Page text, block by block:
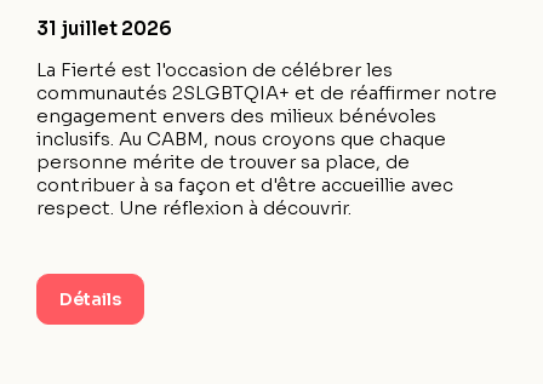
31 juillet 2026
La Fierté est l'occasion de célébrer les
communautés 2SLGBTQIA+ et de réaffirmer notre
engagement envers des milieux bénévoles
inclusifs. Au CABM, nous croyons que chaque
personne mérite de trouver sa place, de
contribuer à sa façon et d'être accueillie avec
respect. Une réflexion à découvrir.
Détails